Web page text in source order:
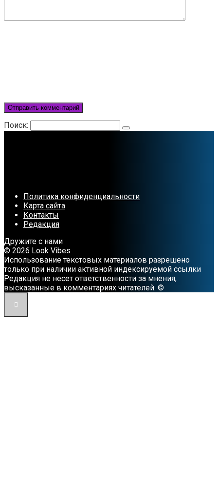
Поиск:
Политика конфиденциальности
Карта сайта
Контакты
Редакция
Дружите с нами
© 2026 Look Vibes
Использование текстовых материалов разрешено
только при наличии активной индексируемой ссылки
Редакция не несет ответственности за мнения,
высказанные в комментариях читателей. ©